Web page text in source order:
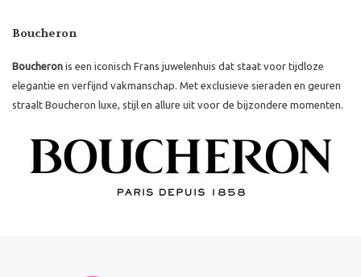
Boucheron
Boucheron is een iconisch Frans juwelenhuis dat staat voor tijdloze
elegantie en verfijnd vakmanschap. Met exclusieve sieraden en geuren
straalt Boucheron luxe, stijl en allure uit voor de bijzondere momenten.